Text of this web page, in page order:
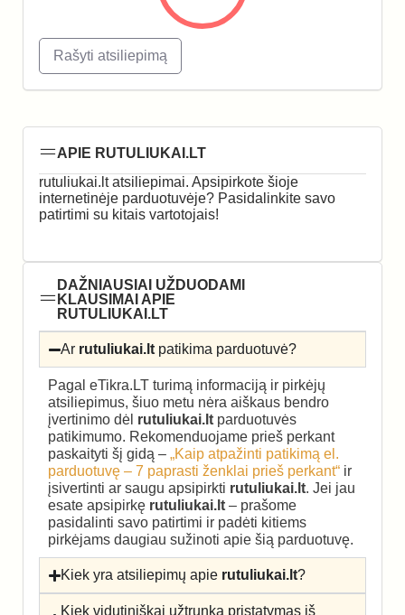
Rašyti atsiliepimą
APIE RUTULIUKAI.LT
rutuliukai.lt atsiliepimai. Apsipirkote šioje
internetinėje parduotuvėje? Pasidalinkite savo
patirtimi su kitais vartotojais!
DAŽNIAUSIAI UŽDUODAMI
KLAUSIMAI APIE
RUTULIUKAI.LT
Ar rutuliukai.lt patikima parduotuvė?
Pagal eTikra.LT turimą informaciją ir pirkėjų
atsiliepimus, šiuo metu nėra aiškaus bendro
įvertinimo dėl rutuliukai.lt parduotuvės
patikimumo. Rekomenduojame prieš perkant
paskaityti šį gidą – „Kaip atpažinti patikimą el.
parduotuvę – 7 paprasti ženklai prieš perkant“ ir
įsivertinti ar saugu apsipirkti rutuliukai.lt. Jei jau
esate apsipirkę rutuliukai.lt – prašome
pasidalinti savo patirtimi ir padėti kitiems
pirkėjams daugiau sužinoti apie šią parduotuvę.
Kiek yra atsiliepimų apie rutuliukai.lt?
Kiek vidutiniškai užtrunka pristatymas iš